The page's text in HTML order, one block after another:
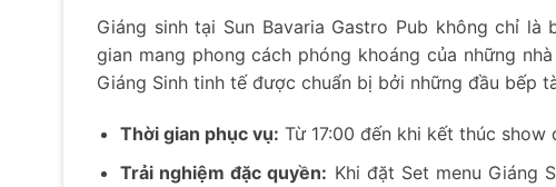
Giáng sinh tại Sun Bavaria Gastro Pub không chỉ
gian mang phong cách phóng khoáng của những
Giáng Sinh tinh tế được chuẩn bị bởi những đầu bếp
Thời gian phục vụ: Từ 17:00 đến khi kết thúc show
Trải nghiệm đặc quyền: Khi đặt Set menu Giáng